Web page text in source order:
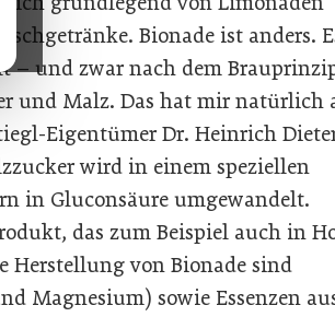
Bionade ist anders.
– und zwar nach dem
und Malz. Das hat mir natürlich
Eigentümer Dr. Heinrich
wird in einem speziellen
in Gluconsäure umgewandelt.
das zum Beispiel auch in
Herstellung von Bionade sind
Magnesium) sowie Essenzen